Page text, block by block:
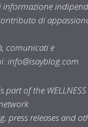
informazione
di
comunicati e
info@isayblog.com
part of the
press releases and